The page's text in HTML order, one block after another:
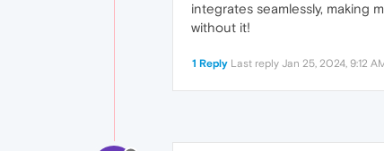
integrates seamlessly, making
without it!
1 Reply Last reply Jan 25, 2024, 9:12